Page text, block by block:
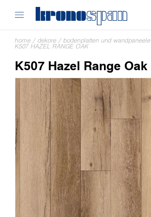
home / dekore / bodenplatten und wandpaneele
K507 HAZEL RANGE OAK
K507 Hazel Range Oak